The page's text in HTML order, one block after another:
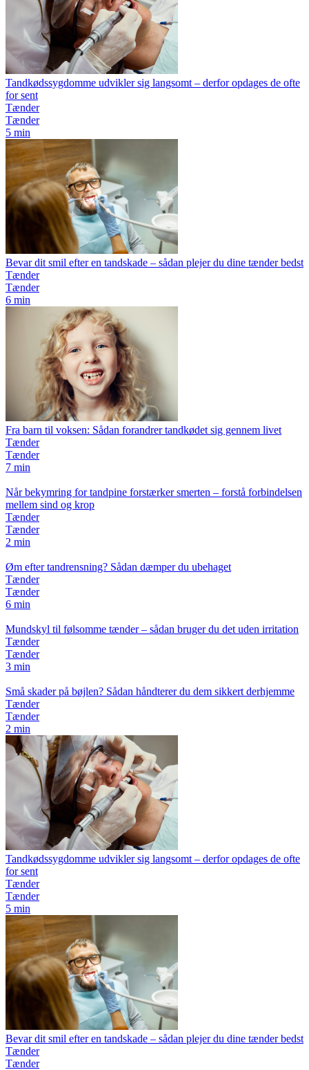
Tandkødssygdomme udvikler sig langsomt – derfor opdages de ofte
for sent
Tænder
Tænder
5 min
Bevar dit smil efter en tandskade – sådan plejer du dine tænder bedst
Tænder
Tænder
6 min
Fra barn til voksen: Sådan forandrer tandkødet sig gennem livet
Tænder
Tænder
7 min
Når bekymring for tandpine forstærker smerten – forstå forbindelsen
mellem sind og krop
Tænder
Tænder
2 min
Øm efter tandrensning? Sådan dæmper du ubehaget
Tænder
Tænder
6 min
Mundskyl til følsomme tænder – sådan bruger du det uden irritation
Tænder
Tænder
3 min
Små skader på bøjlen? Sådan håndterer du dem sikkert derhjemme
Tænder
Tænder
2 min
Tandkødssygdomme udvikler sig langsomt – derfor opdages de ofte
for sent
Tænder
Tænder
5 min
Bevar dit smil efter en tandskade – sådan plejer du dine tænder bedst
Tænder
Tænder